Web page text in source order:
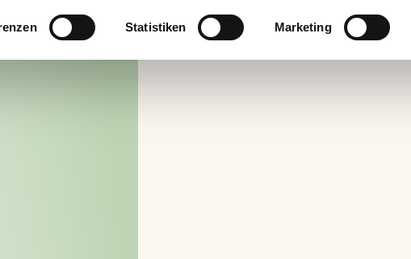
Statistiken Marketing